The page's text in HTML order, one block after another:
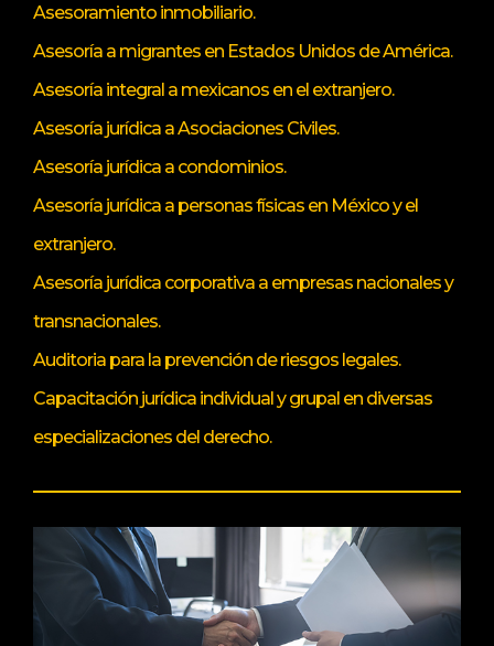
Asesoramiento inmobiliario.
Asesoría a migrantes en Estados Unidos de América.
Asesoría integral a mexicanos en el extranjero.
Asesoría jurídica a Asociaciones Civiles.
Asesoría jurídica a condominios.
Asesoría jurídica a personas físicas en México y el
extranjero.
Asesoría jurídica corporativa a empresas nacionales y
transnacionales.
Auditoria para la prevención de riesgos legales.
Capacitación jurídica individual y grupal en diversas
especializaciones del derecho.